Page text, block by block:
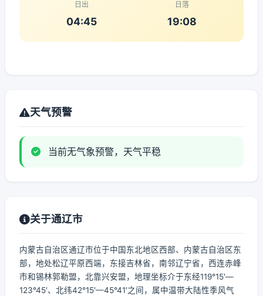
日出
04:45
日落
19:08
天气预警
当前无气象预警，天气平稳
关于通辽市
内蒙古自治区通辽市位于中国东北地区西部、内蒙古自治区东
部，地处松辽平原西端，东接吉林省，南邻辽宁省，西连赤峰
市和锡林郭勒盟，北靠兴安盟，地理坐标介于东经119°15′—
123°45′、北纬42°15′—45°41′之间，属中温带大陆性季风气